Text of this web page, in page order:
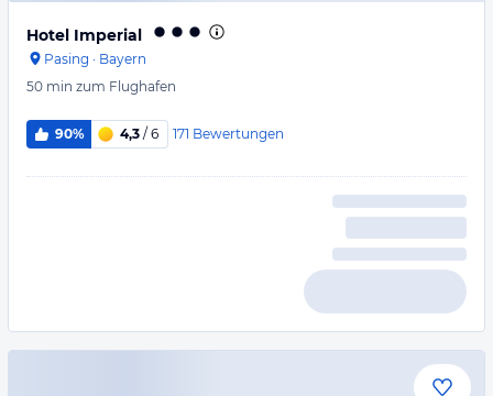
Hotel Imperial
Pasing · Bayern
50 min zum Flughafen
90% 4,3 / 6 171 Bewertungen